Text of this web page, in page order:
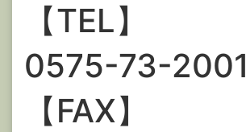
【TEL】
0575-73-2001
【FAX】